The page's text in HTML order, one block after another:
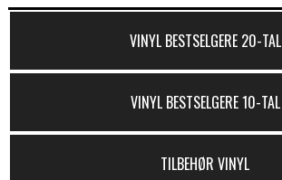
VINYL BESTSELGERE 20-TAL
VINYL BESTSELGERE 10-TAL
TILBEHØR VINYL